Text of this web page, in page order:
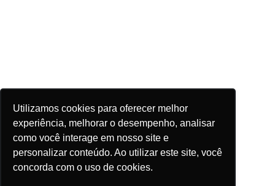
Utilizamos cookies para oferecer melhor
experiência, melhorar o desempenho, analisar
como você interage em nosso site e
personalizar conteúdo. Ao utilizar este site, você
concorda com o uso de cookies.